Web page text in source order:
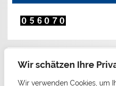
Wir schätzen Ihre
Wir verwenden Cookies, um
Admin
Anmelden